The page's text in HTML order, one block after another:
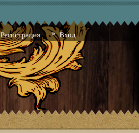
Регистрация Вход